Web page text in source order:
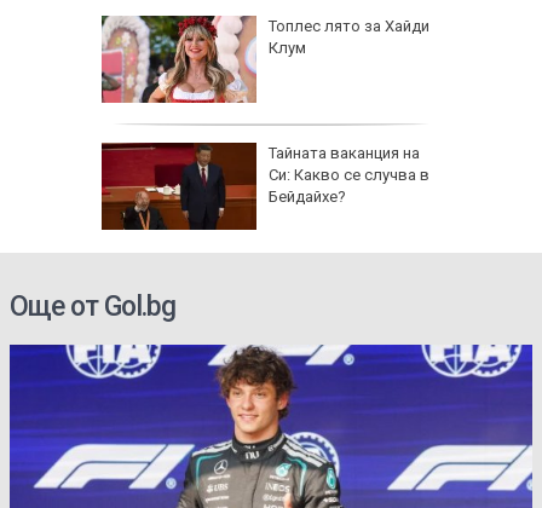
Топлес лято за Хайди
Клум
Тайната ваканция на
Си: Какво се случва в
Бейдайхе?
Още от Gol.bg